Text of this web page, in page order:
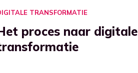
TRANSFORMATIE
proces naar digitale